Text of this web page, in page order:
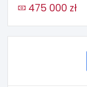
475 000 zł